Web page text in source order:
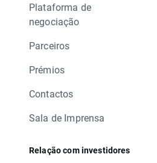
Plataforma de
negociação
Parceiros
Prémios
Contactos
Sala de Imprensa
Relação com investidores